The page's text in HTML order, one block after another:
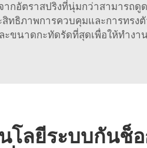
กอัตราสปริงที่นุ่มกว่าสามารถ
ธิภาพการควบคุมและการทรง
ขนาดกะทัดรัดที่สุดเพื่อให้ทำงา
โลยีระบบกันช็